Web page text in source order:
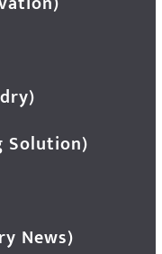
Solution)
News)